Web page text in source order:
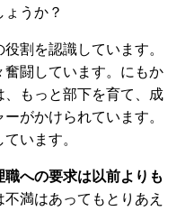
うか？
割を認識しています。
闘しています。にもか
もっと部下を育て、成
がかけられています。
います。
への要求は以前よりも
満はあってもとりあえ